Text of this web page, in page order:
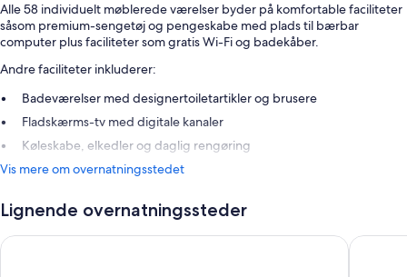
Alle 58 individuelt møblerede værelser byder på komfortable faciliteter
såsom premium-sengetøj og pengeskabe med plads til bærbar
computer plus faciliteter som gratis Wi-Fi og badekåber.
Andre faciliteter inkluderer:
Badeværelser med designertoiletartikler og brusere
Fladskærms-tv med digitale kanaler
Køleskabe, elkedler og daglig rengøring
Vis mere om overnatningsstedet
Lignende overnatningssteder
Hilton London Gatwick Airport Europa